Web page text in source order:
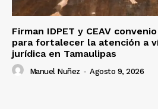
Firman IDPET y CEAV
para fortalecer la atención a
jurídica en Tamaulipas
Manuel Nuñez - Agosto 9, 2026